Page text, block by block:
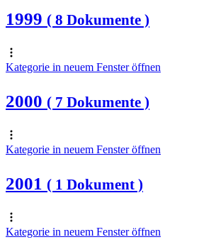
1999 ( 8 Dokumente )
Kategorie in neuem Fenster öffnen
2000 ( 7 Dokumente )
Kategorie in neuem Fenster öffnen
2001 ( 1 Dokument )
Kategorie in neuem Fenster öffnen